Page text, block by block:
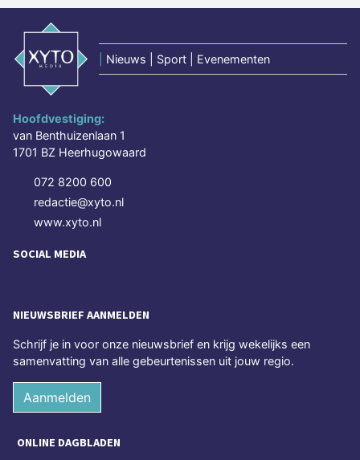
Nieuws | Sport | Evenementen
Hoofdvestiging:
van Benthuizenlaan 1
1701 BZ Heerhugowaard
072 8200 600
redactie@xyto.nl
www.xyto.nl
SOCIAL MEDIA
NIEUWSBRIEF AANMELDEN
Schrijf je in voor onze nieuwsbrief en krijg wekelijks een
samenvatting van alle gebeurtenissen uit jouw regio.
Aanmelden
ONLINE DAGBLADEN